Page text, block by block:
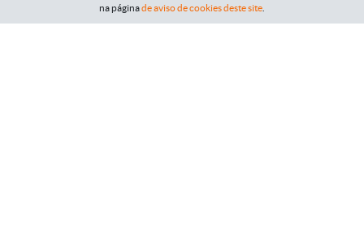
na páginade aviso de cookies deste site